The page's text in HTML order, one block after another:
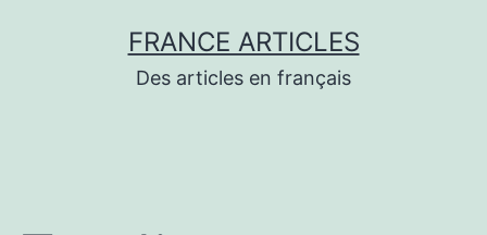
FRANCE ARTICLES
Des articles en français